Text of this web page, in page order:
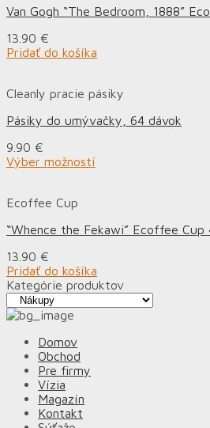
Van Gogh “The Bedroom, 1888”
13.90 €
Pridať do košíka
Cleanly pracie pásiky
Pásiky do umývačky, 64 dávok
9.90 €
Výber možností
Ecoffee Cup
“Whence the Fekawi” Ecoffee Cup
13.90 €
Pridať do košíka
Kategórie produktov
Domov
Obchod
Pre firmy
Vízia
Magazín
Kontakt